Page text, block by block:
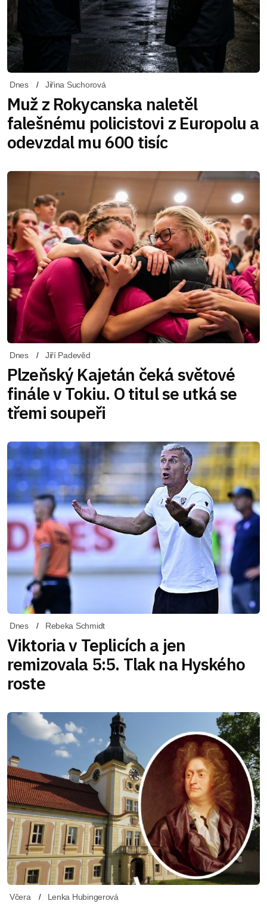
Dnes Jiřina Suchorová
Muž z Rokycanska naletěl
falešnému policistovi z Europolu a
odevzdal mu 600 tisíc
Dnes Jiří Padevěd
Plzeňský Kajetán čeká světové
finále v Tokiu. O titul se utká se
třemi soupeři
Dnes Rebeka Schmidt
Viktoria v Teplicích a jen
remizovala 5:5. Tlak na Hyského
roste
Včera Lenka Hubingerová